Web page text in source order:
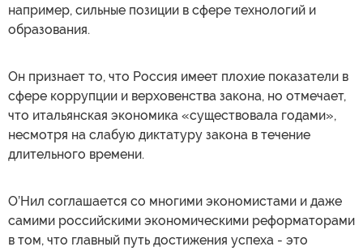
например, сильные позиции в сфере технологий и
образования.
Он признает то, что Россия имеет плохие показатели в
сфере коррупции и верховенства закона, но отмечает,
что итальянская экономика «существовала годами»,
несмотря на слабую диктатуру закона в течение
длительного времени.
О’Нил соглашается со многими экономистами и даже
самими российскими экономическими реформаторами
в том, что главный путь достижения успеха - это